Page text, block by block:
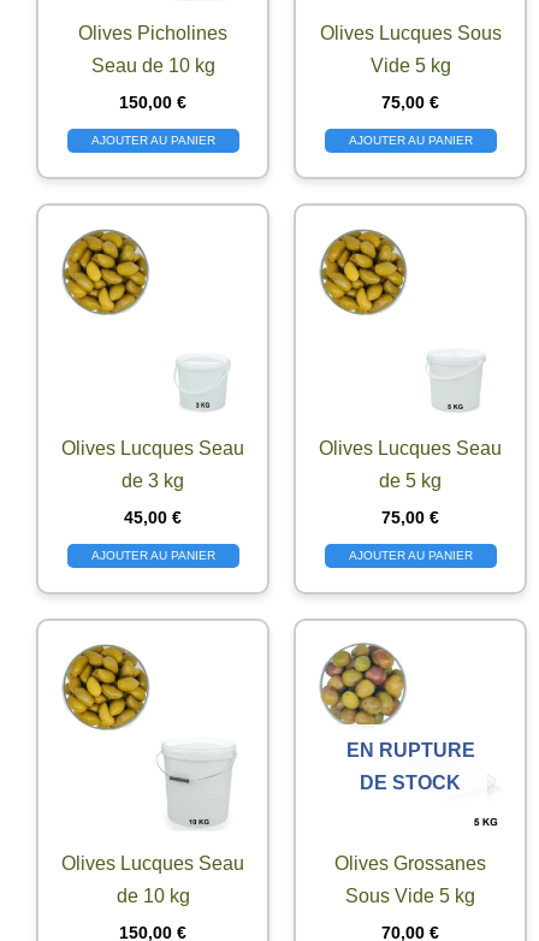
Olives Picholines
Seau de 10 kg
150,00 €
AJOUTER AU PANIER
Olives Lucques Sous
Vide 5 kg
75,00 €
AJOUTER AU PANIER
Olives Lucques Seau
de 3 kg
45,00 €
AJOUTER AU PANIER
Olives Lucques Seau
de 5 kg
75,00 €
AJOUTER AU PANIER
Olives Lucques Seau
de 10 kg
150,00 €
EN RUPTURE
DE STOCK
Olives Grossanes
Sous Vide 5 kg
70,00 €